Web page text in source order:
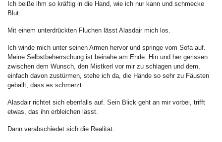
Ich beiße ihm so kräftig in die Hand, wie ich nur kann und schmecke
Blut.
Mit einem unterdrückten Fluchen lässt Alasdair mich los.
Ich winde mich unter seinen Armen hervor und springe vom Sofa auf.
Meine Selbstbeherrschung ist beinahe am Ende. Hin und her gerissen
zwischen dem Wunsch, den Mistkerl vor mir zu schlagen und dem,
einfach davon zustürmen, stehe ich da, die Hände so sehr zu Fäusten
geballt, dass es schmerzt.
Alasdair richtet sich ebenfalls auf. Sein Blick geht an mir vorbei, trifft
etwas, das ihn erbleichen lässt.
Dann verabschiedet sich die Realität.